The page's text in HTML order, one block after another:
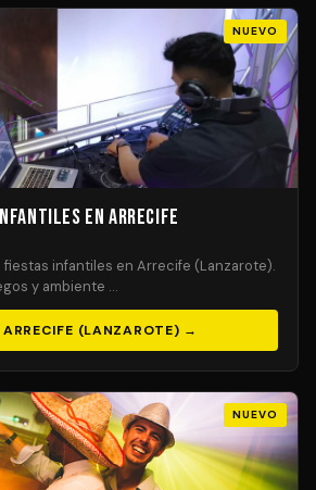
NUEVO
en Arrecife
fiestas infantiles en Arrecife (Lanzarote).
y ambiente …
ARRECIFE (LANZAROTE) →
NUEVO